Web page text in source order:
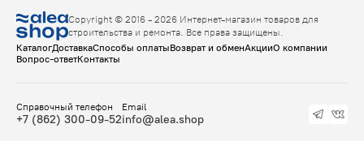
Copyright © 2016 - 2026 Интернет-магазин товаров для
строительства и ремонта. Все права защищены.
КаталогДоставкаСпособы оплатыВозврат и обменАкцииО компании
Вопрос-ответКонтакты
Справочный телефон
+7 (862) 300-09-52
Email
info@alea.shop